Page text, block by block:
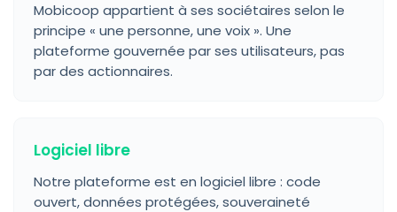
Mobicoop appartient à ses sociétaires selon le
principe « une personne, une voix ». Une
plateforme gouvernée par ses utilisateurs, pas
par des actionnaires.
Logiciel libre
Notre plateforme est en logiciel libre : code
ouvert, données protégées, souveraineté